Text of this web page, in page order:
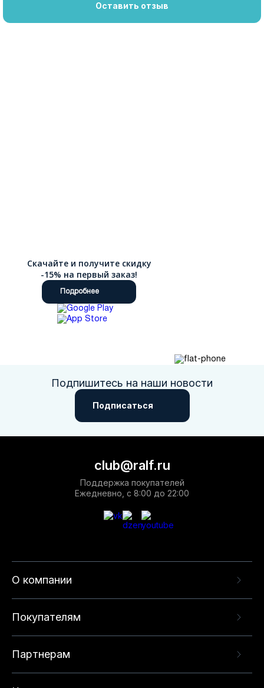
Оставить отзыв
Скачайте и получите скидку
-15% на первый заказ!
Подробнее
Подпишитесь на наши новости
Подписаться
О компании
Покупателям
Партнерам
club@ralf.ru
Поддержка покупателей
Ежедневно, с 8:00 до 22:00